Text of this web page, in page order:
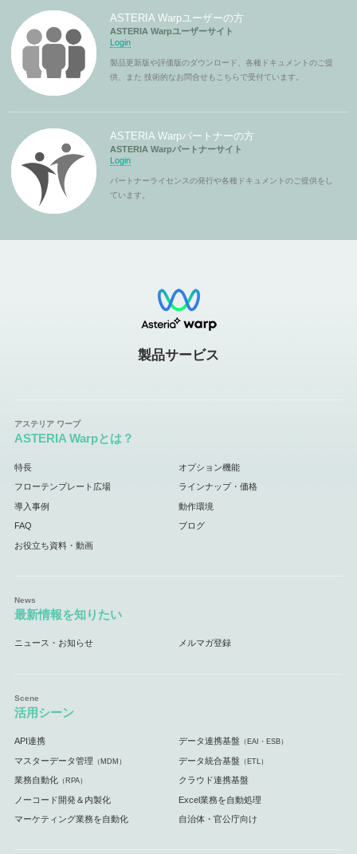
ASTERIA Warpユーザーの方
ASTERIA Warpユーザーサイト
Login
製品更新版や評価版のダウンロード、各種ドキュメントのご提
供、また 技術的なお問合せもこちらで受付ています。
ASTERIA Warpパートナーの方
ASTERIA Warpパートナーサイト
Login
パートナーライセンスの発行や各種ドキュメントのご提供をし
ています。
製品サービス
ASTERIA Warpとは？
特長 オプション機能
フローテンプレート広場 ラインナップ・価格
導入事例 動作環境
FAQ ブログ
お役立ち資料・動画
最新情報を知りたい
ニュース・お知らせ メルマガ登録
活用シーン
API連携 データ連携基盤 （EAI・ESB）
マスターデータ管理 （MDM） データ統合基盤 （ETL）
業務自動化（RPA） クラウド連携基盤
ノーコード開発＆内製化 Excel業務を自動処理
マーケティング業務を自動化 自治体・官公庁向け